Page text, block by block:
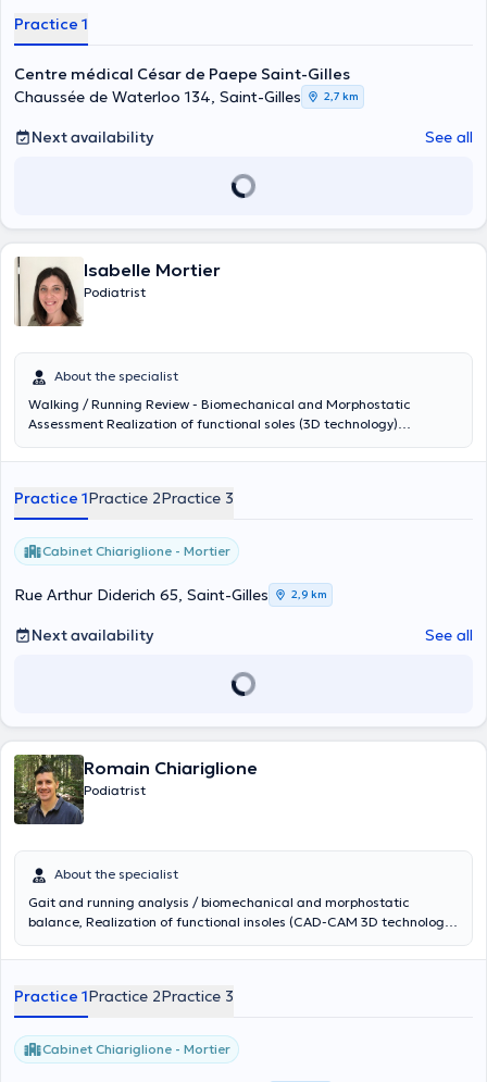
Practice 1
Centre médical César de Paepe Saint-Gilles
Chaussée de Waterloo 134, Saint-Gilles
2,7 km
Next availability See all
Isabelle Mortier
Podiatrist
About the specialist
Walking / Running Review - Biomechanical and Morphostatic
Assessment Realization of functional soles (3D technology)
control orthoplasty Foot care (horns, ingrown toenails ...) Content
Practice 1Practice 2Practice 3
Cabinet Chiariglione - Mortier
Rue Arthur Diderich 65, Saint-Gilles 2,9 km
Next availability See all
Romain Chiariglione
Podiatrist
About the specialist
Gait and running analysis / biomechanical and morphostatic
balance, Realization of functional insoles (CAD-CAM 3D technology),
example), Orthoplasty (silicone orthosis), Foot care (horns, ingrown
Practice 1Practice 2Practice 3
Cabinet Chiariglione - Mortier